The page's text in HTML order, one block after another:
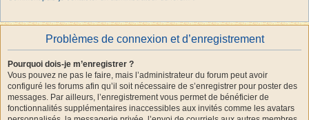
Problèmes de connexion et d’enregistrement
Pourquoi dois-je m’enregistrer ?
Vous pouvez ne pas le faire, mais l’administrateur du forum peut avoir
configuré les forums afin qu’il soit nécessaire de s’enregistrer pour poster des
messages. Par ailleurs, l’enregistrement vous permet de bénéficier de
fonctionnalités supplémentaires inaccessibles aux invités comme les avatars